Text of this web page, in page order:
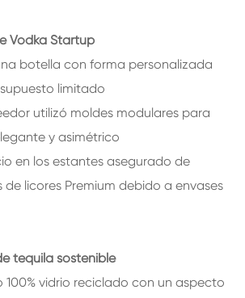
Vodka Startup
botella con forma personalizada
limitado
utilizó moldes modulares para
y asimétrico
en los estantes asegurado de
licores Premium debido a envases
tequila sostenible
100% vidrio reciclado con un aspecto